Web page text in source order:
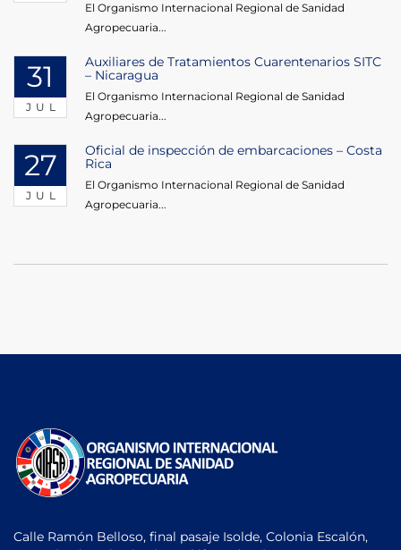
El Organismo Internacional Regional de Sanidad
Agropecuaria...
31
JUL
Auxiliares de Tratamientos Cuarentenarios SITC
– Nicaragua
El Organismo Internacional Regional de Sanidad
Agropecuaria...
27
JUL
Oficial de inspección de embarcaciones – Costa
Rica
El Organismo Internacional Regional de Sanidad
Agropecuaria...
Calle Ramón Belloso, final pasaje Isolde, Colonia Escalón,